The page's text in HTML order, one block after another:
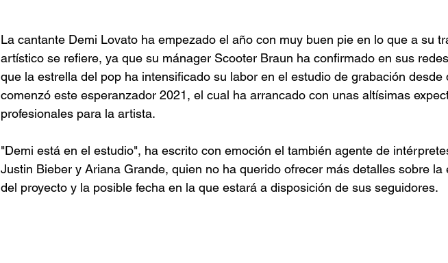
La cantante Demi Lovato ha empezado el año con muy buen pie en lo que a su
artístico se refiere, ya que su mánager Scooter Braun ha confirmado en sus
que la estrella del pop ha intensificado su labor en el estudio de grabación desde
comenzó este esperanzador 2021, el cual ha arrancado con unas altísimas
profesionales para la artista.
"Demi está en el estudio", ha escrito con emoción el también agente de
Justin Bieber y Ariana Grande, quien no ha querido ofrecer más detalles sobre la
del proyecto y la posible fecha en la que estará a disposición de sus seguidores.